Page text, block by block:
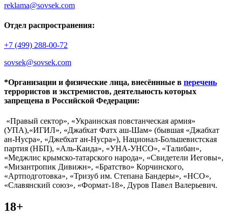
reklama@sovsek.com
Отдел распространения:
+7 (499) 288-00-72
sovsek@sovsek.com
*Организации и физические лица, внесённные в перечень
террористов и экстремистов, деятельность которых
запрещена в Российской Федерации:
«Правый сектор», «Украинская повстанческая армия»
(УПА),«ИГИЛ», «Джабхат Фатх аш-Шам» (бывшая «Джабхат
ан-Нусра», «Джебхат ан-Нусра»), Национал-Большевистская
партия (НБП), «Аль-Каида», «УНА-УНСО», «Талибан»,
«Меджлис крымско-татарского народа», «Свидетели Иеговы»,
«Мизантропик Дивижн», «Братство» Корчинского,
«Артподготовка», «Тризуб им. Степана Бандеры», «НСО»,
«Славянский союз», «Формат-18», Дуров Павел Валерьевич.
18+